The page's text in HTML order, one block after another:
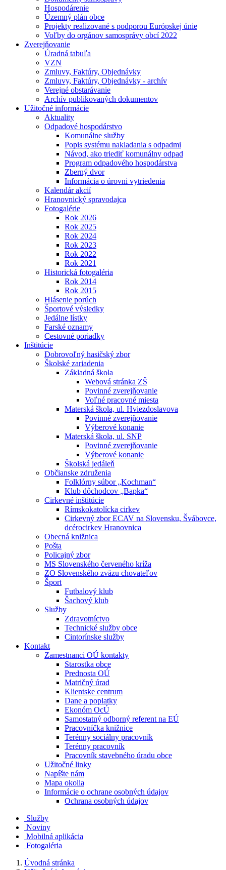
Hospodárenie
Územný plán obce
Projekty realizované s podporou Európskej únie
Voľby do orgánov samosprávy obcí 2022
Zverejňovanie
Úradná tabuľa
VZN
Zmluvy, Faktúry, Objednávky
Zmluvy, Faktúry, Objednávky - archív
Verejné obstarávanie
Archív publikovaných dokumentov
Užitočné informácie
Aktuality
Odpadové hospodárstvo
Komunálne služby
Popis systému nakladania s odpadmi
Návod, ako triediť komunálny odpad
Program odpadového hospodárstva
Zberný dvor
Informácia o úrovni vytriedenia
Kalendár akcií
Hranovnický spravodajca
Fotogalérie
Rok 2026
Rok 2025
Rok 2024
Rok 2023
Rok 2022
Rok 2021
Historická fotogaléria
Rok 2014
Rok 2015
Hlásenie porúch
Športové výsledky
Jedálne lístky
Farské oznamy
Cestovné poriadky
Inštitúcie
Dobrovoľný hasičský zbor
Školské zariadenia
Základná škola
Webová stránka ZŠ
Povinné zverejňovanie
Voľné pracovné miesta
Materská škola, ul. Hviezdoslavova
Povinné zverejňovanie
Výberové konanie
Materská škola, ul. SNP
Povinné zverejňovanie
Výberové konanie
Školská jedáleň
Občianske združenia
Folklórny súbor „Kochman“
Klub dôchodcov „Bapka“
Cirkevné inštitúcie
Rímskokatolícka cirkev
Cirkevný zbor ECAV na Slovensku, Švábovce,
dcérocirkev Hranovnica
Obecná knižnica
Pošta
Policajný zbor
MS Slovenského červeného kríža
ZO Slovenského zväzu chovateľov
Šport
Futbalový klub
Šachový klub
Služby
Zdravotníctvo
Technické služby obce
Cintorínske služby
Kontakt
Zamestnanci OÚ kontakty
Starostka obce
Prednosta OÚ
Matričný úrad
Klientske centrum
Dane a poplatky
Ekonóm OcÚ
Samostatný odborný referent na EÚ
Pracovníčka knižnice
Terénny sociálny pracovník
Terénny pracovník
Pracovník stavebného úradu obce
Užitočné linky
Napíšte nám
Mapa okolia
Informácie o ochrane osobných údajov
Ochrana osobných údajov
Služby
Noviny
Mobilná aplikácia
Fotogaléria
Úvodná stránka